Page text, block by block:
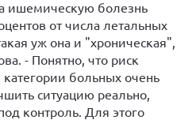
ишемическую болезнь
от числа летальных
уж она и "хроническая",
- Понятно, что риск
категории больных очень
ситуацию реально,
контроль. Для этого